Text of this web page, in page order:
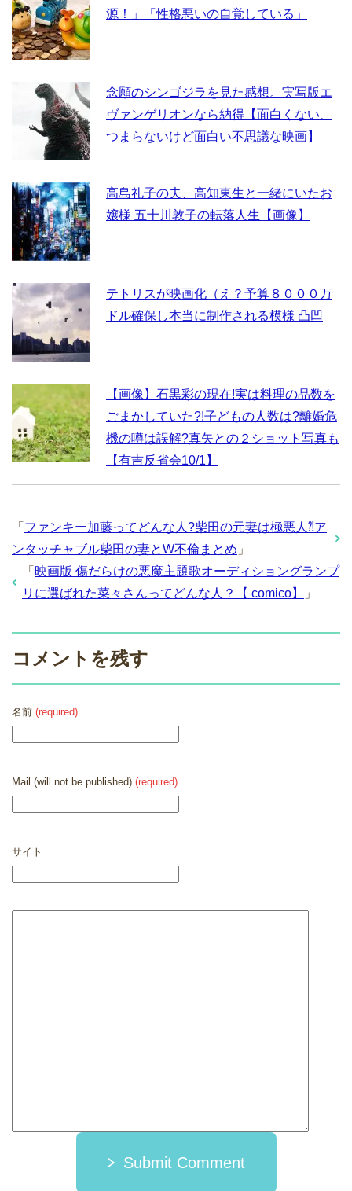
源！」「性格悪いの自覚している」
念願のシンゴジラを見た感想。実写版エ
ヴァンゲリオンなら納得【面白くない、
つまらないけど面白い不思議な映画】
高島礼子の夫、高知東生と一緒にいたお
嬢様 五十川敦子の転落人生【画像】
テトリスが映画化（え？予算８０００万
ドル確保し本当に制作される模様 凸凹
【画像】石黒彩の現在!実は料理の品数を
ごまかしていた?!子どもの人数は?離婚危
機の噂は誤解?真矢との２ショット写真も
【有吉反省会10/1】
「 ファンキー加藤ってどんな人?柴田の元妻は極悪人⁈ア
ンタッチャブル柴田の妻とW不倫まとめ 」
「 映画版 傷だらけの悪魔主題歌オーディショングランプ
リに選ばれた菜々さんってどんな人？【 comico】
」
コメントを残す
名前 (required)
Mail (will not be published) (required)
サイト
Submit Comment